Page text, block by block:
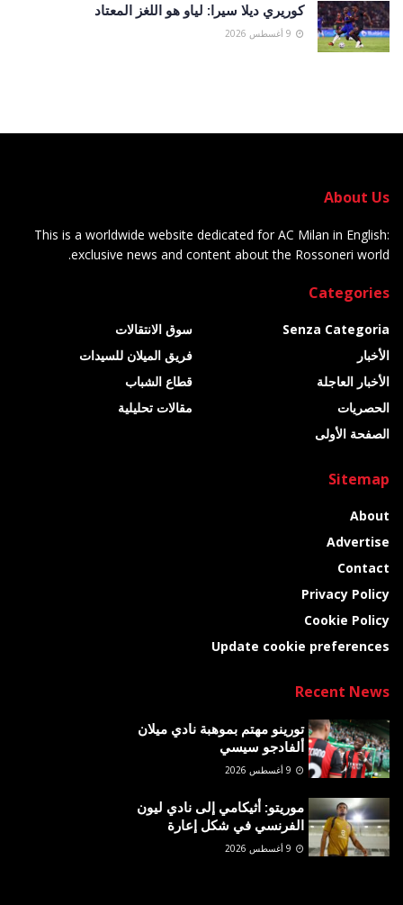
كوريري ديلا سيرا: لياو هو اللغز المعتاد
About Us
This is a worldwide website dedicated for AC Milan in English:
exclusive news and content about the Rossoneri world.
Categories
Senza Categoria
الأخبار
الأخبار العاجلة
الحصريات
الصفحة الأولى
سوق الانتقالات
فريق الميلان للسيدات
قطاع الشباب
مقالات تحليلية
Sitemap
About
Advertise
Contact
Privacy Policy
Cookie Policy
Update cookie preferences
Recent News
تورينو مهتم بموهبة نادي ميلان
ألفادجو سيسي
موريتو: أثيكامي إلى نادي ليون
الفرنسي في شكل إعارة